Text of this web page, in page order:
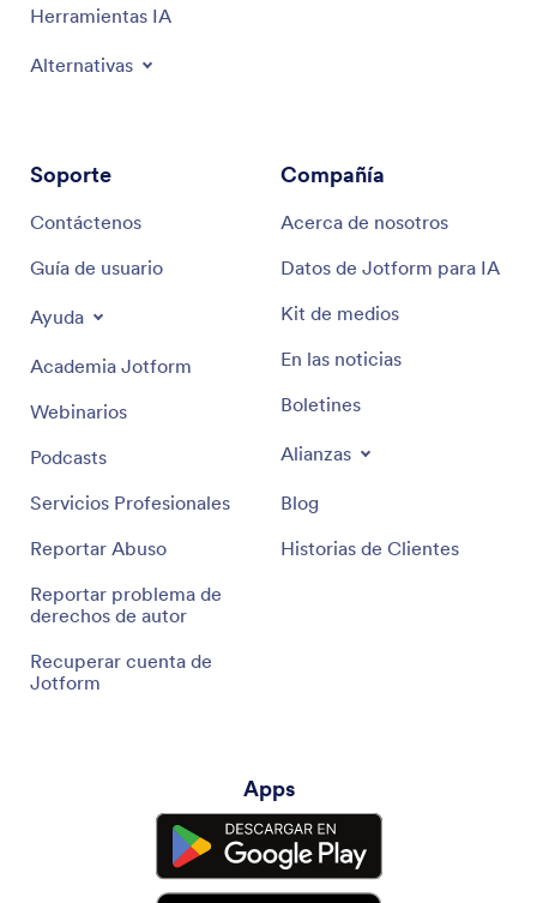
Herramientas IA
Alternativas
Soporte
Contáctenos
Guía de usuario
Ayuda
Academia Jotform
Webinarios
Podcasts
Servicios Profesionales
Reportar Abuso
Reportar problema de
derechos de autor
Recuperar cuenta de
Jotform
Compañía
Acerca de nosotros
Datos de Jotform para IA
Kit de medios
En las noticias
Boletines
Alianzas
Blog
Historias de Clientes
Apps